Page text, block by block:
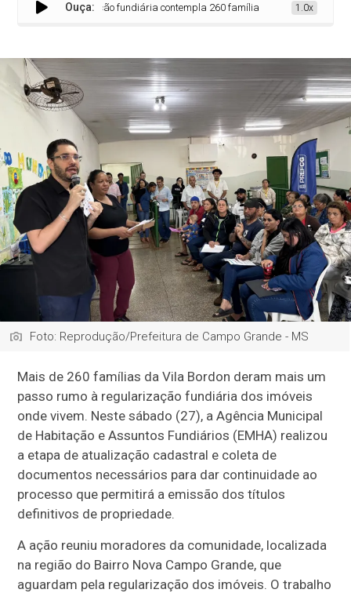
Ouça:
Regularização fundiária contempla 260 famílias 1.0x
Foto: Reprodução/Prefeitura de Campo Grande - MS
Mais de 260 famílias da Vila Bordon deram mais um
passo rumo à regularização fundiária dos imóveis
onde vivem. Neste sábado (27), a Agência Municipal
de Habitação e Assuntos Fundiários (EMHA) realizou
a etapa de atualização cadastral e coleta de
documentos necessários para dar continuidade ao
processo que permitirá a emissão dos títulos
definitivos de propriedade.
A ação reuniu moradores da comunidade, localizada
na região do Bairro Nova Campo Grande, que
aguardam pela regularização dos imóveis. O trabalho